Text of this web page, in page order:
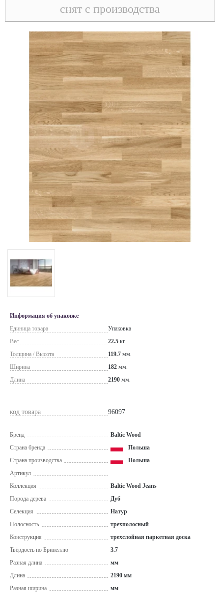
снят с производства
Информация об упаковке
Единица товара
Упаковка
Вес
22.5 кг.
Толщина / Высота
119.7 мм.
Ширина
182 мм.
Длина
2190 мм.
код товара 96097
Бренд
Baltic Wood
Страна бренда
Польша
Страна производства
Польша
Артикул
Коллекция
Baltic Wood Jeans
Порода дерева
Дуб
Селекция
Натур
Полосность
трехполосный
Конструкция
трехслойная паркетная доска
Твёрдость по Бринеллю
3.7
Разная длина
мм
Длина
2190 мм
Разная ширина
мм